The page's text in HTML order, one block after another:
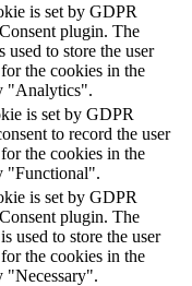
is set by GDPR
plugin. The
used to store the user
the cookies in the
"Analytics".
is set by GDPR
to record the user
the cookies in the
"Functional".
is set by GDPR
plugin. The
used to store the user
the cookies in the
"Necessary".